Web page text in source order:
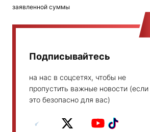
заявленной суммы
Подписывайтесь
на нас в соцсетях, чтобы не
пропустить важные новости (если
это безопасно для вас)